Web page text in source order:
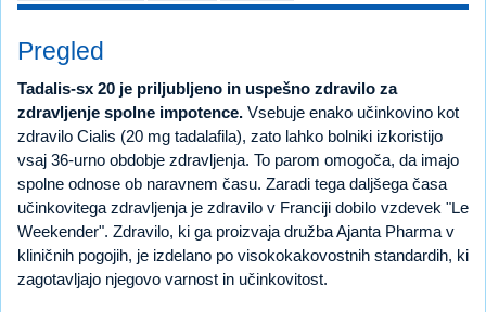
Pregled
Tadalis-sx 20 je priljubljeno in uspešno zdravilo za
zdravljenje spolne impotence. Vsebuje enako učinkovino kot
zdravilo Cialis (20 mg tadalafila), zato lahko bolniki izkoristijo
vsaj 36-urno obdobje zdravljenja. To parom omogoča, da imajo
spolne odnose ob naravnem času. Zaradi tega daljšega časa
učinkovitega zdravljenja je zdravilo v Franciji dobilo vzdevek "Le
Weekender". Zdravilo, ki ga proizvaja družba Ajanta Pharma v
kliničnih pogojih, je izdelano po visokokakovostnih standardih, ki
zagotavljajo njegovo varnost in učinkovitost.